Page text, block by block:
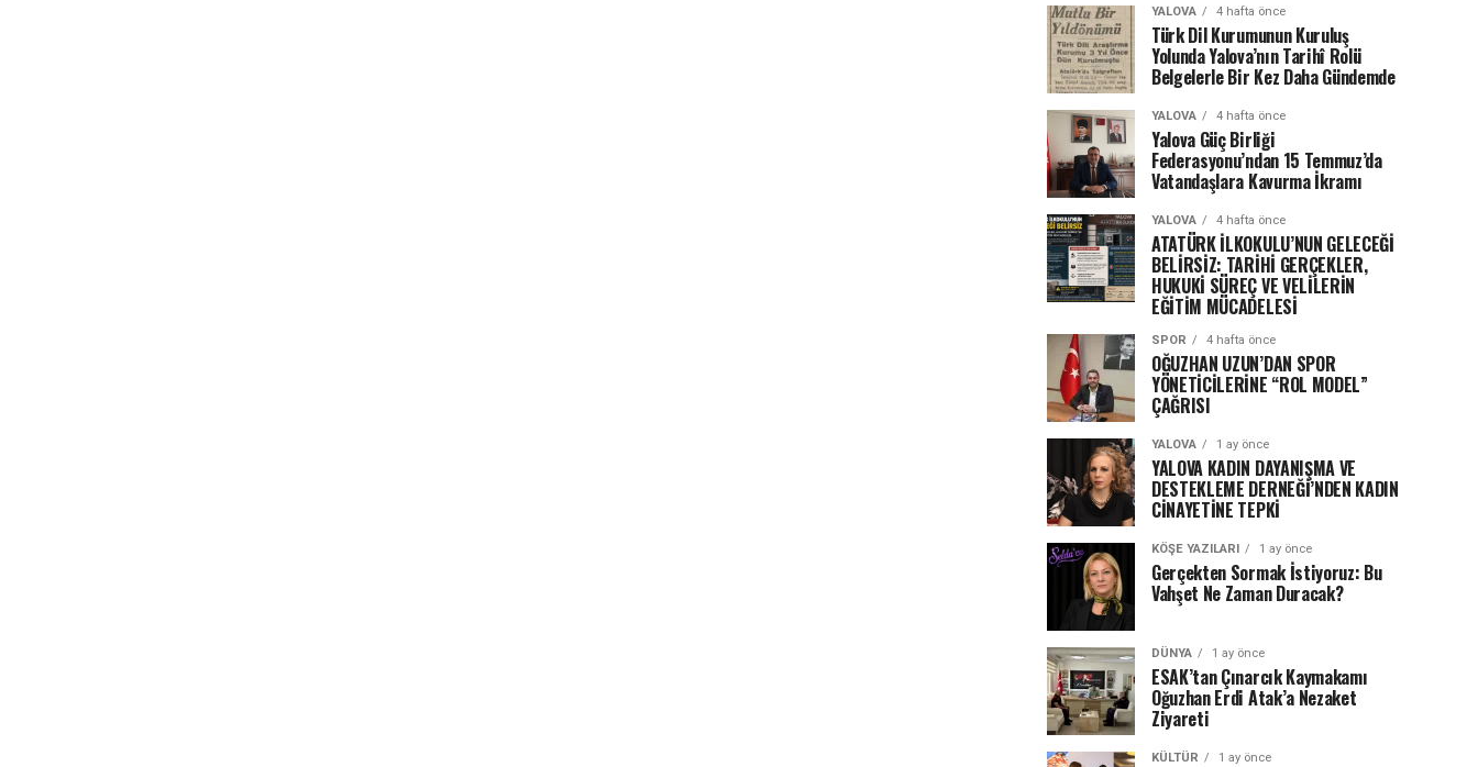
YALOVA 4 hafta önce
Türk Dil Kurumunun Kuruluş
Yolunda Yalova’nın Tarihî Rolü
Belgelerle Bir Kez Daha Gündemde
YALOVA 4 hafta önce
Yalova Güç Birliği
Federasyonu’ndan 15 Temmuz’da
Vatandaşlara Kavurma İkramı
YALOVA 4 hafta önce
ATATÜRK İLKOKULU’NUN GELECEĞİ
BELİRSİZ: TARİHİ GERÇEKLER,
HUKUKİ SÜREÇ VE VELİLERİN
EĞİTİM MÜCADELESİ
SPOR 4 hafta önce
OĞUZHAN UZUN’DAN SPOR
YÖNETİCİLERİNE “ROL MODEL”
ÇAĞRISI
YALOVA 1 ay önce
YALOVA KADIN DAYANIŞMA VE
DESTEKLEME DERNEĞİ’NDEN KADIN
CİNAYETİNE TEPKİ
KÖŞE YAZILARI 1 ay önce
Gerçekten Sormak İstiyoruz: Bu
Vahşet Ne Zaman Duracak?
DÜNYA 1 ay önce
ESAK’tan Çınarcık Kaymakamı
Oğuzhan Erdi Atak’a Nezaket
Ziyareti
KÜLTÜR 1 ay önce